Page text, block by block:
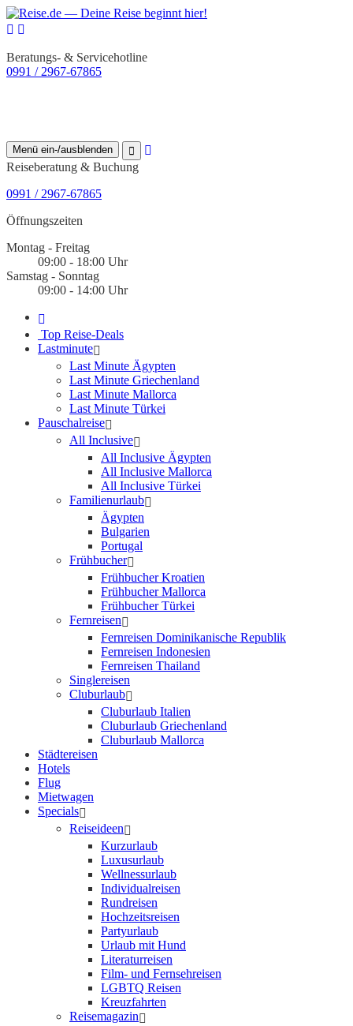
Beratungs- & Servicehotline
0991 / 2967-67865
Menü ein-/ausblenden
Reiseberatung & Buchung
0991 / 2967-67865
Öffnungszeiten
Montag - Freitag
09:00 - 18:00 Uhr
Samstag - Sonntag
09:00 - 14:00 Uhr
Top Reise-Deals
Lastminute
Last Minute Ägypten
Last Minute Griechenland
Last Minute Mallorca
Last Minute Türkei
Pauschalreise
All Inclusive
All Inclusive Ägypten
All Inclusive Mallorca
All Inclusive Türkei
Familienurlaub
Ägypten
Bulgarien
Portugal
Frühbucher
Frühbucher Kroatien
Frühbucher Mallorca
Frühbucher Türkei
Fernreisen
Fernreisen Dominikanische Republik
Fernreisen Indonesien
Fernreisen Thailand
Singlereisen
Cluburlaub
Cluburlaub Italien
Cluburlaub Griechenland
Cluburlaub Mallorca
Städtereisen
Hotels
Flug
Mietwagen
Specials
Reiseideen
Kurzurlaub
Luxusurlaub
Wellnessurlaub
Individualreisen
Rundreisen
Hochzeitsreisen
Partyurlaub
Urlaub mit Hund
Literaturreisen
Film- und Fernsehreisen
LGBTQ Reisen
Kreuzfahrten
Reisemagazin